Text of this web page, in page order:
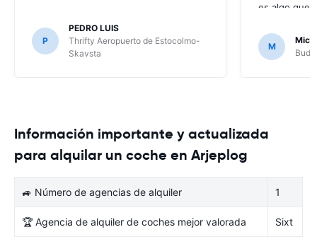
P
PEDRO LUIS
Thrifty Aeropuerto de Estocolmo-
Skavsta
es algo que
mensajes
no ha hecho
problema,
M
Información importante y actualizada
para alquilar un coche en Arjeplog
🚙 Número de agencias de alquiler 1
🏆 Agencia de alquiler de coches mejor valorada Sixt